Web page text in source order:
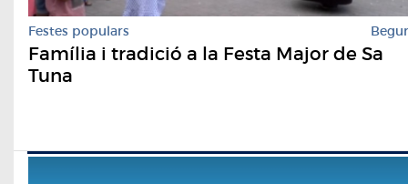
Festes populars Begur
Família i tradició a la Festa Major de Sa
Tuna